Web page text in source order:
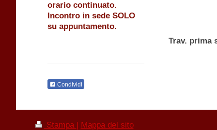
Trav. prima
orario continuato.
Incontro in sede SOLO
su appuntamento.
Condividi
Stampa | Mappa del sito